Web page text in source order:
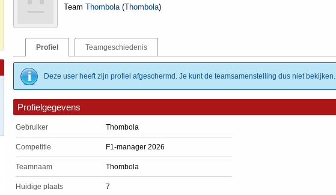
Team Thombola(Thombola)
Profiel Teamgeschiedenis
Deze user heeft zijn profiel afgeschermd. Je kunt de teamsamenstelling dus niet bekijken.
Profielgegevens
Gebruiker Thombola
Competitie F1-manager 2026
Teamnaam Thombola
Huidige plaats 7